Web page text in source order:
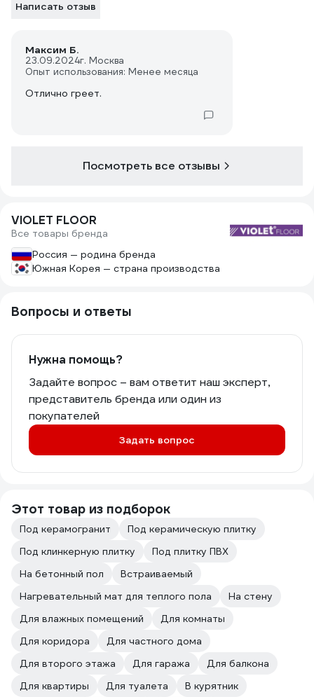
Написать отзыв
Максим Б.
23.09.2024г. Москва
Опыт использования: Менее месяца
Отлично греет.
Посмотреть все отзывы
VIOLET FLOOR
Все товары бренда
Россия — родина бренда
Южная Корея — страна производства
Вопросы и ответы
Нужна помощь?
Задайте вопрос – вам ответит наш эксперт,
представитель бренда или один из
покупателей
Задать вопрос
Этот товар из подборок
Под керамогранит
Под керамическую плитку
Под клинкерную плитку
Под плитку ПВХ
На бетонный пол
Встраиваемый
Нагревательный мат для теплого пола
На стену
Для влажных помещений
Для комнаты
Для коридора
Для частного дома
Для второго этажа
Для гаража
Для балкона
Для квартиры
Для туалета
В курятник